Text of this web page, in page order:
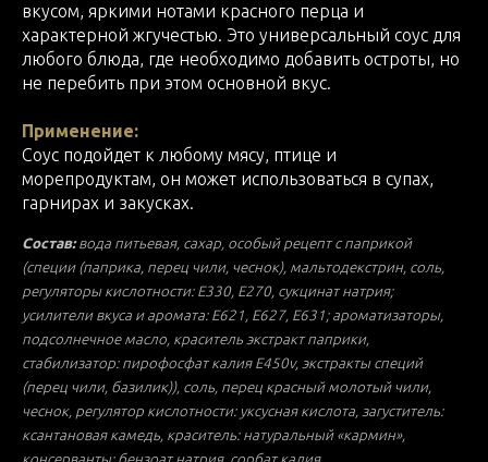
вкусом, яркими нотами красного перца и
характерной жгучестью. Это универсальный соус для
любого блюда, где необходимо добавить остроты, но
не перебить при этом основной вкус.
Применение:
Соус подойдет к любому мясу, птице и
морепродуктам, он может использоваться в супах,
гарнирах и закусках.
Состав:вода питьевая, сахар, особый рецепт с паприкой
(специи (паприка, перец чили, чеснок), мальтодекстрин, соль,
регуляторы кислотности: Е330, Е270, сукцинат натрия;
усилители вкуса и аромата: Е621, Е627, Е631; ароматизаторы,
подсолнечное масло, краситель экстракт паприки,
стабилизатор: пирофосфат калия Е450v, экстракты специй
(перец чили, базилик)), соль, перец красный молотый чили,
чеснок, регулятор кислотности: уксусная кислота, загуститель:
ксантановая камедь, краситель: натуральный «кармин»,